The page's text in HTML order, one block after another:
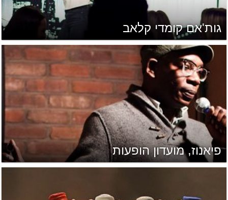
גות'אם קומדי קלאב
פיאנוז, מועדון הופעות